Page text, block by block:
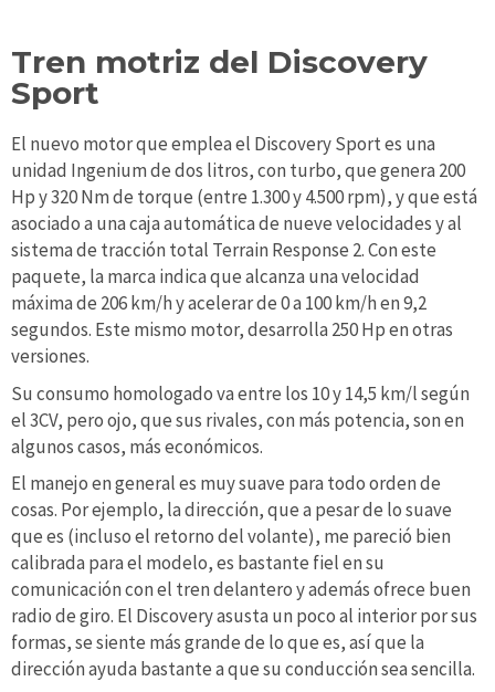
Tren motriz del Discovery
Sport
El nuevo motor que emplea el Discovery Sport es una
unidad Ingenium de dos litros, con turbo, que genera 200
Hp y 320 Nm de torque (entre 1.300 y 4.500 rpm), y que está
asociado a una caja automática de nueve velocidades y al
sistema de tracción total Terrain Response 2. Con este
paquete, la marca indica que alcanza una velocidad
máxima de 206 km/h y acelerar de 0 a 100 km/h en 9,2
segundos. Este mismo motor, desarrolla 250 Hp en otras
versiones.
Su consumo homologado va entre los 10 y 14,5 km/l según
el 3CV, pero ojo, que sus rivales, con más potencia, son en
algunos casos, más económicos.
El manejo en general es muy suave para todo orden de
cosas. Por ejemplo, la dirección, que a pesar de lo suave
que es (incluso el retorno del volante), me pareció bien
calibrada para el modelo, es bastante fiel en su
comunicación con el tren delantero y además ofrece buen
radio de giro. El Discovery asusta un poco al interior por sus
formas, se siente más grande de lo que es, así que la
dirección ayuda bastante a que su conducción sea sencilla.